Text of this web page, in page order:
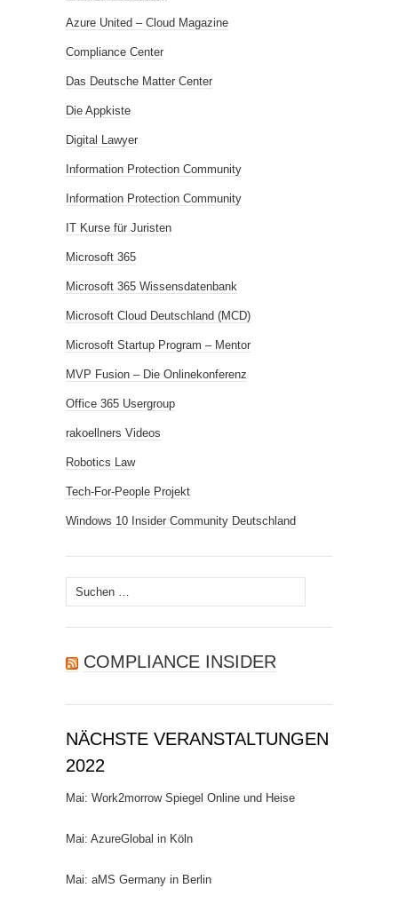
Azure United – Cloud Magazine
Compliance Center
Das Deutsche Matter Center
Die Appkiste
Digital Lawyer
Information Protection Community
Information Protection Community
IT Kurse für Juristen
Microsoft 365
Microsoft 365 Wissensdatenbank
Microsoft Cloud Deutschland (MCD)
Microsoft Startup Program – Mentor
MVP Fusion – Die Onlinekonferenz
Office 365 Usergroup
rakoellners Videos
Robotics Law
Tech-For-People Projekt
Windows 10 Insider Community Deutschland
Suchen
nach:
COMPLIANCE INSIDER
NÄCHSTE VERANSTALTUNGEN
2022
Mai: Work2morrow Spiegel Online und Heise
Mai: AzureGlobal in Köln
Mai: aMS Germany in Berlin